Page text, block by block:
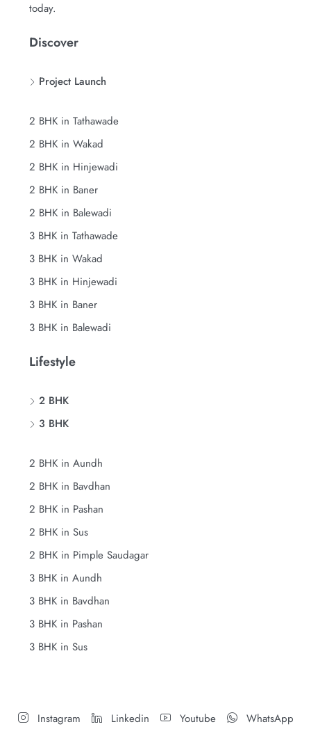
today.
Discover
Project Launch
2 BHK in Tathawade
2 BHK in Wakad
2 BHK in Hinjewadi
2 BHK in Baner
2 BHK in Balewadi
3 BHK in Tathawade
3 BHK in Wakad
3 BHK in Hinjewadi
3 BHK in Baner
3 BHK in Balewadi
Lifestyle
2 BHK
3 BHK
2 BHK in Aundh
2 BHK in Bavdhan
2 BHK in Pashan
2 BHK in Sus
2 BHK in Pimple Saudagar
3 BHK in Aundh
3 BHK in Bavdhan
3 BHK in Pashan
3 BHK in Sus
Instagram Linkedin Youtube WhatsApp